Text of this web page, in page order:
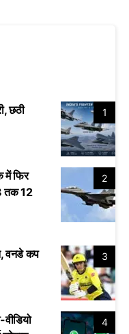
1
छठी
2
में फिर
तक 12
3
वनडे कप
4